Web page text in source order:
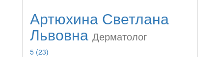
Артюхина Светлана
Львовна Дерматолог
5 (23)